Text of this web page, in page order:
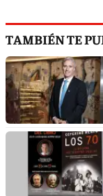
TAMBIÉN TE